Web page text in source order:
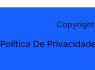
Política De